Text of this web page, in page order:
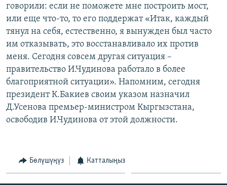
ЫҢГАЙСЫЗ СУРООЛОР
ЭЕ/АРнун бардык сайттары
говорили: если не поможете мне построить мост,
или еще что-то, то его поддержат «Итак, каждый
тянул на себя, естественно, я вынужден был часто
им отказывать, это восстанавливало их против
меня. Сегодня совсем другая ситуация –
правительство И.Чудинова работало в более
благоприятной ситуации». Напомним, сегодня
президент К.Бакиев своим указом назначил
Д.Усенова премьер-министром Кыргызстана,
освободив И.Чудинова от этой должности.
Бөлүшүңүз Катталыңыз